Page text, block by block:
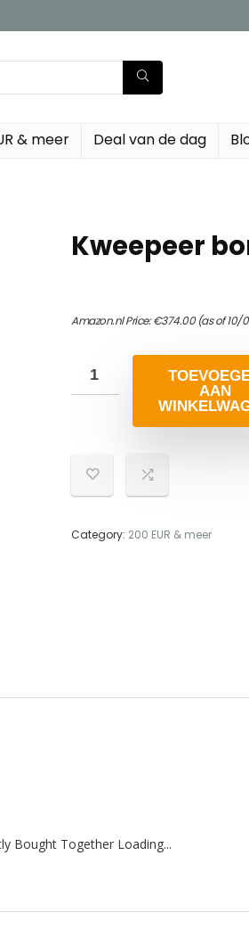
& meer Deal van de dag
Kweepeer
Amazon.nl Price:€374.00(as of 10/
AAN
Category: 200 EUR & meer
Bought Together Loading...